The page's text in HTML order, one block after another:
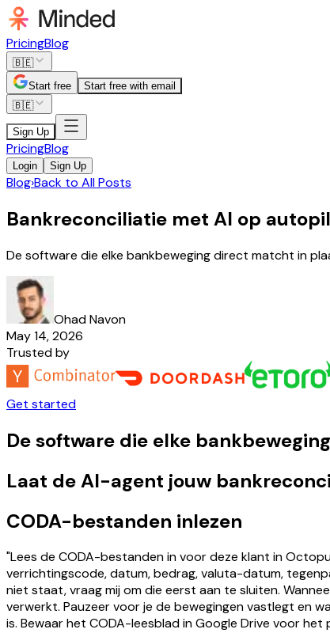
PricingBlog
🇧🇪
Start free
Start free with email
🇧🇪
Sign Up
PricingBlog
Login Sign Up
Blog›Back to All Posts
Bankreconciliatie met AI op
De software die elke bankbeweging direct matcht in
Ohad Navon
May 14, 2026
Trusted by
Get started
De software die elke
Laat de AI-agent jouw
CODA-bestanden inlezen
"Lees de CODA-bestanden in voor deze klant in
verrichtingscode, datum, bedrag, valuta-datum,
niet staat, vraag mij om die eerst aan te sluiten.
verwerkt. Pauzeer voor je de bewegingen vastlegt en
is. Bewaar het CODA-leesblad in Google Drive voor het